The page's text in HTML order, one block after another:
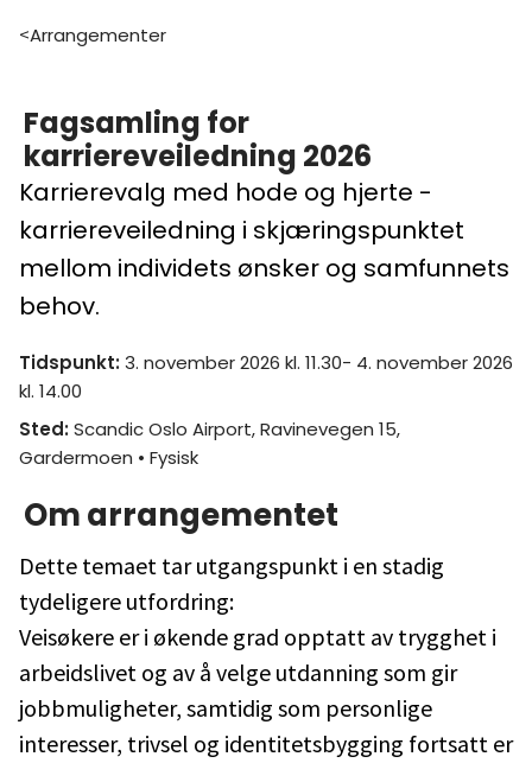
>Arrangementer
Fagsamling for
karriereveiledning 2026
Karrierevalg med hode og hjerte -
karriereveiledning i skjæringspunktet
mellom individets ønsker og samfunnets
behov.
Tidspunkt: 3. november 2026 kl. 11.30- 4. november 2026
kl. 14.00
Sted: Scandic Oslo Airport, Ravinevegen 15,
Gardermoen • Fysisk
Om arrangementet
Dette temaet tar utgangspunkt i en stadig
tydeligere utfordring:
Veisøkere er i økende grad opptatt av trygghet i
arbeidslivet og av å velge utdanning som gir
jobbmuligheter, samtidig som personlige
interesser, trivsel og identitetsbygging fortsatt er